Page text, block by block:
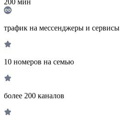
200 мин
трафик на мессенджеры и сервисы
10 номеров на семью
более 200 каналов